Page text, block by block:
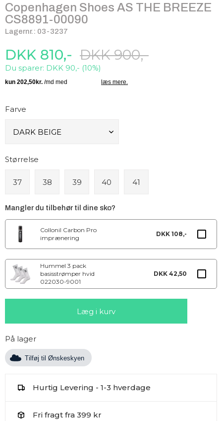
Copenhagen Shoes AS THE BREEZE
CS8891-00090
Lagernr.: 03-3237
DKK 900,-
Du sparer: DKK 90,- (10%)
DKK 810,-
Farve
Størrelse
37 38 39 40 41
Mangler du tilbehør til dine sko?
Collonil Carbon Pro
imprænering
DKK 108,-
Hummel 3 pack
basisstrømper hvid
022030-9001
DKK 42,50
På lager
Tilføj til Ønskeskyen
Hurtig Levering - 1-3 hverdage
Fri fragt fra 399 kr